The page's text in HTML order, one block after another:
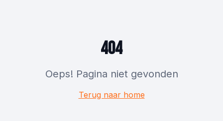
404
Oeps! Pagina niet gevonden
Terug naar home